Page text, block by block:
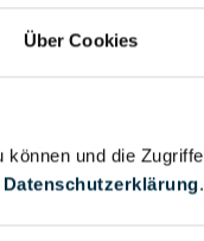
Über Cookies
können und die Zugriffe
Datenschutzerklärung.
anfragen